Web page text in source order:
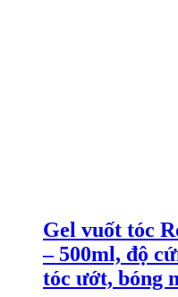
Gel vuốt tóc
– 500ml, độ
tóc ướt, bóng